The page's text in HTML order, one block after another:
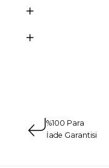
%100 Para
İade Garantisi